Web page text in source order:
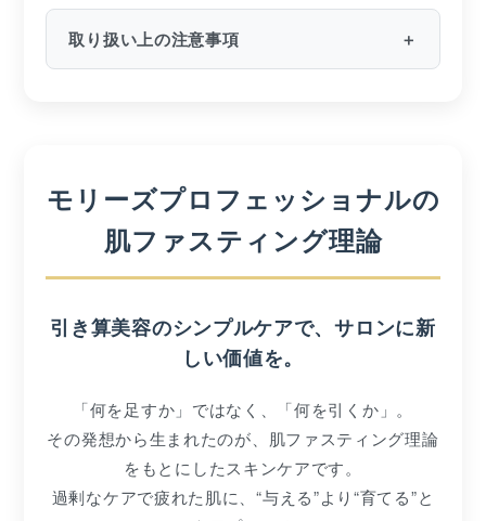
取り扱い上の注意事項
モリーズプロフェッショナルの
肌ファスティング理論
引き算美容のシンプルケアで、サロンに新
しい価値を。
「何を足すか」ではなく、「何を引くか」。
その発想から生まれたのが、肌ファスティング理論
をもとにしたスキンケアです。
過剰なケアで疲れた肌に、“与える”より“育てる”と